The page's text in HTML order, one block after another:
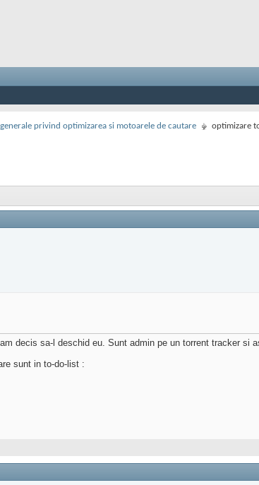
privind optimizarea si motoarele de cautare optimizare
decis sa-l deschid eu. Sunt admin pe un torrent tracker
sunt in to-do-list :